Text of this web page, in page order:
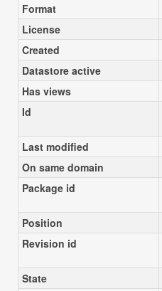
Format
License
Created
Datastore active
Has views
Id
Last modified
On same domain
Package id
Position
Revision id
State